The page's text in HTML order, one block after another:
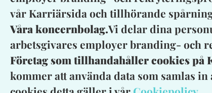
vår Karriärsida och tillhörande
Våra koncernbolag.Vi delar dina
arbetsgivares employer branding- och
Företag som tillhandahåller cookies på
kommer att använda data som samlas